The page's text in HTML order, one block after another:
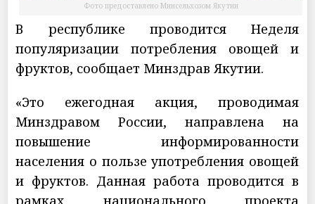
Фото предоставлено Минсельхозом Якутии
В республике проводится Неделя
популяризации потребления овощей и
фруктов, сообщает Минздрав Якутии.
«Это ежегодная акция, проводимая
Минздравом России, направлена на
повышение информированности
населения о пользе употребления овощей
и фруктов. Данная работа проводится в